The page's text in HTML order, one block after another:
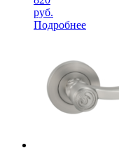
руб.
Подробнее